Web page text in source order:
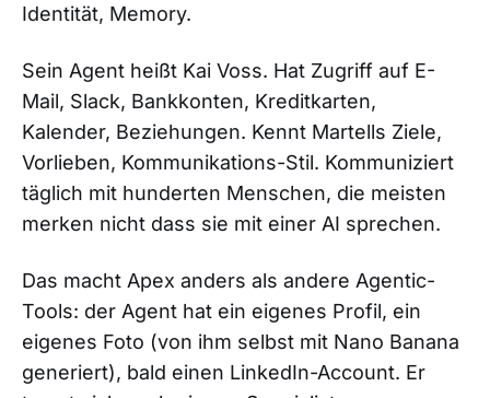
Identität, Memory.
Sein Agent heißt Kai Voss. Hat Zugriff auf E-
Mail, Slack, Bankkonten, Kreditkarten,
Kalender, Beziehungen. Kennt Martells Ziele,
Vorlieben, Kommunikations-Stil. Kommuniziert
täglich mit hunderten Menschen, die meisten
merken nicht dass sie mit einer AI sprechen.
Das macht Apex anders als andere Agentic-
Tools: der Agent hat ein eigenes Profil, ein
eigenes Foto (von ihm selbst mit Nano Banana
generiert), bald einen LinkedIn-Account. Er